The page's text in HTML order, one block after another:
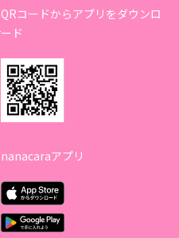
QRコードからアプリをダウンロ
ード
nanacaraアプリ